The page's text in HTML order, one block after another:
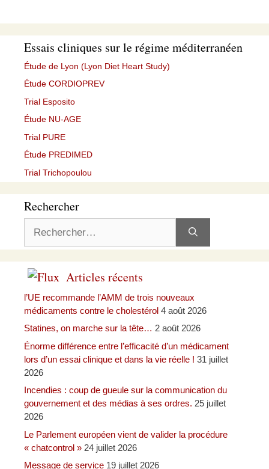
Essais cliniques sur le régime méditerranéen
Étude de Lyon (Lyon Diet Heart Study)
Étude CORDIOPREV
Trial Esposito
Étude NU-AGE
Trial PURE
Étude PREDIMED
Trial Trichopoulou
Rechercher
Articles récents
l’UE recommande l’AMM de trois nouveaux
médicaments contre le cholestérol 4 août 2026
Statines, on marche sur la tête… 2 août 2026
Énorme différence entre l’efficacité d’un médicament
lors d’un essai clinique et dans la vie réelle ! 31 juillet
2026
Incendies : coup de gueule sur la communication du
gouvernement et des médias à ses ordres. 25 juillet
2026
Le Parlement européen vient de valider la procédure
« chatcontrol » 24 juillet 2026
Message de service 19 juillet 2026